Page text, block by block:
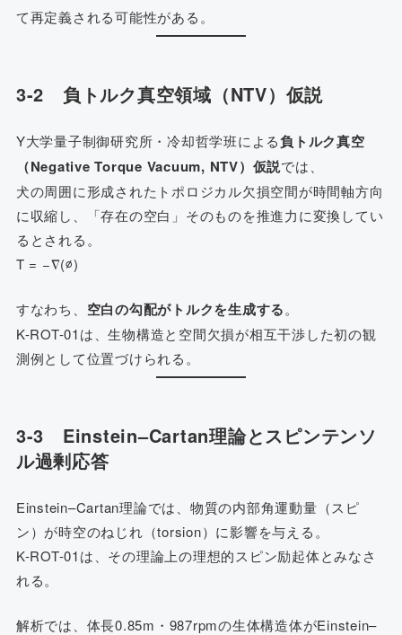
て再定義される可能性がある。
3-2 負トルク真空領域（NTV）仮説
Y大学量子制御研究所・冷却哲学班による負トルク真空
（Negative Torque Vacuum, NTV）仮説では、
犬の周囲に形成されたトポロジカル欠損空間が時間軸方向
に収縮し、「存在の空白」そのものを推進力に変換してい
るとされる。
T = −∇(∅)
すなわち、 空白の勾配がトルクを生成する。
K-ROT-01は、生物構造と空間欠損が相互干渉した初の観
測例として位置づけられる。
3-3 Einstein–Cartan理論とスピンテンソ
ル過剰応答
Einstein–Cartan理論では、物質の内部角運動量（スピ
ン）が時空のねじれ（torsion）に影響を与える。
K-ROT-01は、その理論上の理想的スピン励起体とみなさ
れる。
解析では、体長0.85m・987rpmの生体構造体がEinstein–